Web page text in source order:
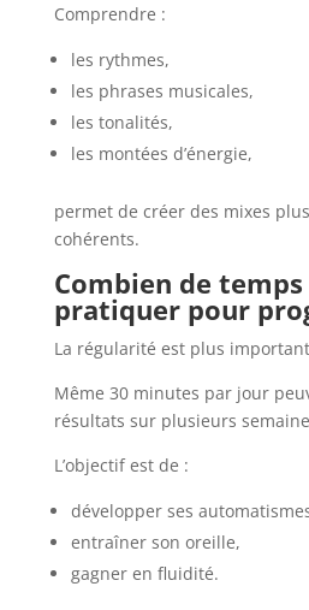
Comprendre :
les rythmes,
les phrases musicales,
les tonalités,
les montées d’énergie,
permet de créer des mixes
cohérents.
Combien de
pratiquer pour
La régularité est plus
Même 30 minutes par jour
résultats sur plusieurs
L’objectif est de :
développer ses
entraîner son oreille,
gagner en fluidité.